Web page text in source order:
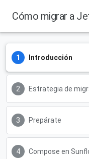
Cómo migrar a
Introducción
Estrategia de
Prepárate
Compose en